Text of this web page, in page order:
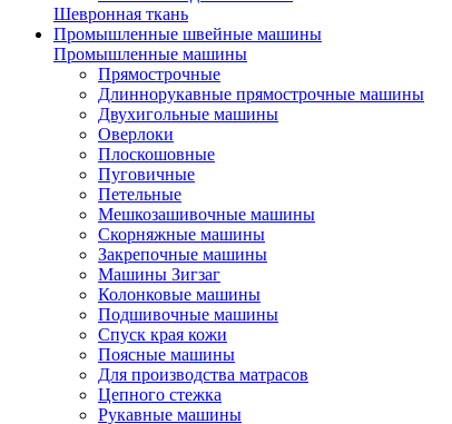
Шевронная ткань
Промышленные швейные машины
Промышленные машины
Прямострочные
Длиннорукавные прямострочные машины
Двухигольные машины
Оверлоки
Плоскошовные
Пуговичные
Петельные
Мешкозашивочные машины
Скорняжные машины
Закрепочные машины
Машины Зигзаг
Колонковые машины
Подшивочные машины
Спуск края кожи
Поясные машины
Для производства матрасов
Цепного стежка
Рукавные машины